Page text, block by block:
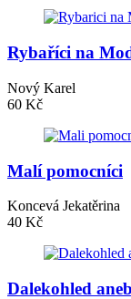
Rybaříci na
Nový Karel
60 Kč
Malí pomocníci
Koncevá Jekatěrina
40 Kč
Dalekohled